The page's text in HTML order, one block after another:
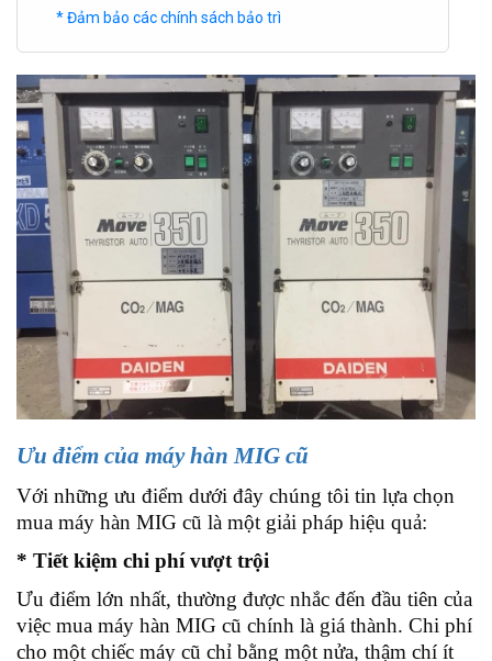
* Đảm bảo các chính sách bảo trì
Ưu điểm của máy hàn MIG cũ
Với những ưu điểm dưới đây chúng tôi tin lựa chọn
mua máy hàn MIG cũ là một giải pháp hiệu quả:
* Tiết kiệm chi phí vượt trội
Ưu điểm lớn nhất, thường được nhắc đến đầu tiên của
việc mua máy hàn MIG cũ chính là giá thành. Chi phí
cho một chiếc máy cũ chỉ bằng một nửa, thậm chí ít